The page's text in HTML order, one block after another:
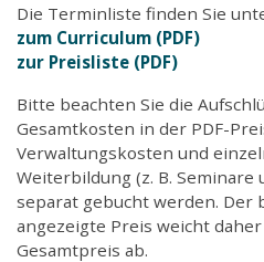
Die Terminliste finden Sie
zum Curriculum (PDF)
zur Preisliste (PDF)
Bitte beachten Sie die
Gesamtkosten in der PDF-
Verwaltungskosten und
Weiterbildung (z. B. Seminare
separat gebucht werden. Der
angezeigte Preis weicht
Gesamtpreis ab.